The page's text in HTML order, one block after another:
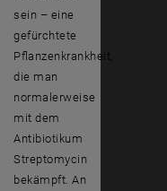
sein – eine
gefürchtete
Pflanzenkrankheit,
die man
normalerweise
mit dem
Antibiotikum
Streptomycin
bekämpft. An